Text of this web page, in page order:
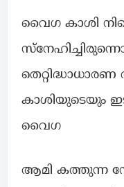
വൈഗ കാശി
കാശിയുടെയും
വൈഗ
ആമി കത്തുന്ന